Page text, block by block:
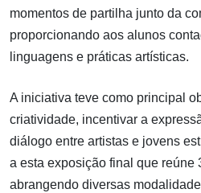
momentos de partilha junto da
proporcionando aos alunos
linguagens e práticas artísticas.
A iniciativa teve como principal
criatividade, incentivar a
diálogo entre artistas e jovens
a esta exposição final que reúne
abrangendo diversas